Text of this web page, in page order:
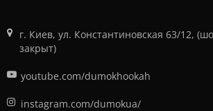
г. Киев, ул. Константиновская 63/12,
закрыт)
youtube.com/dumokhookah
instagram.com/dumokua/